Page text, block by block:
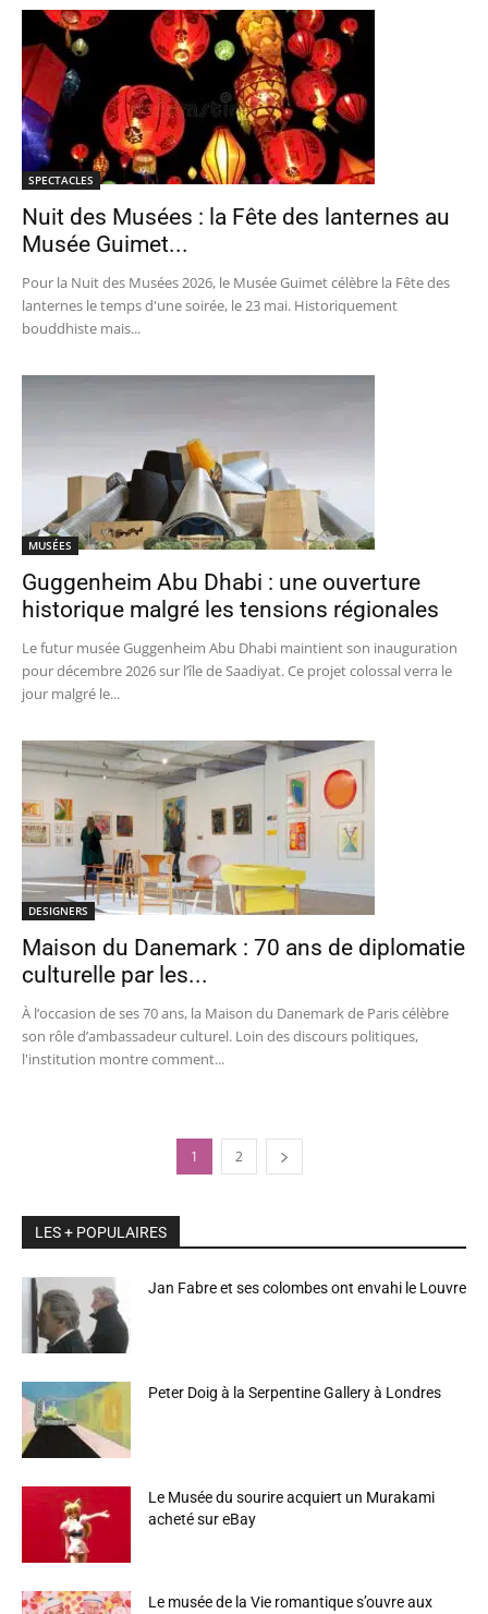
SPECTACLES
Nuit des Musées : la Fête des lanternes au
Musée Guimet...
Pour la Nuit des Musées 2026, le Musée Guimet célèbre la Fête des
lanternes le temps d'une soirée, le 23 mai. Historiquement
bouddhiste mais...
MUSÉES
Guggenheim Abu Dhabi : une ouverture
historique malgré les tensions régionales
Le futur musée Guggenheim Abu Dhabi maintient son inauguration
pour décembre 2026 sur l’île de Saadiyat. Ce projet colossal verra le
jour malgré le...
DESIGNERS
Maison du Danemark : 70 ans de diplomatie
culturelle par les...
À l’occasion de ses 70 ans, la Maison du Danemark de Paris célèbre
son rôle d’ambassadeur culturel. Loin des discours politiques,
l'institution montre comment...
1 2
LES + POPULAIRES
Jan Fabre et ses colombes ont envahi le Louvre
Peter Doig à la Serpentine Gallery à Londres
Le Musée du sourire acquiert un Murakami
acheté sur eBay
Le musée de la Vie romantique s’ouvre aux